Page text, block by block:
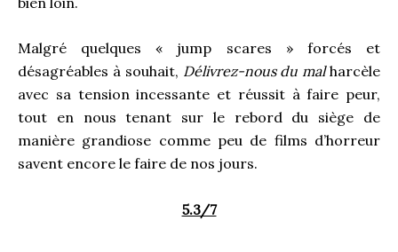
Malgré quelques « jump scares » forcés et
désagréables à souhait, Délivrez-nous du malharcèle
avec sa tension incessante et réussit à faire peur,
tout en nous tenant sur le rebord du siège de
manière grandiose comme peu de films d’horreur
savent encore le faire de nos jours.
5.3/7